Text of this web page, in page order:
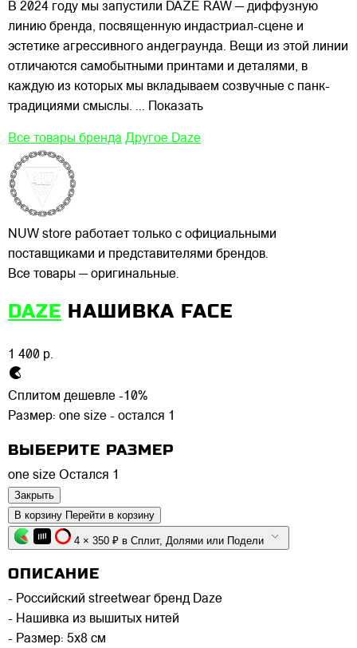
В 2024 году мы запустили DAZE RAW — диффузную
линию бренда, посвященную индастриал-сцене и
эстетике агрессивного андеграунда. Вещи из этой линии
отличаются самобытными принтами и деталями, в
каждую из которых мы вкладываем созвучные с панк-
традициями смыслы. ... Показать
Все товары бренда Другое Daze
NUW store работает только с официальными
поставщиками и представителями брендов.
Все товары — оригинальные.
DAZE НАШИВКА FACE
1 400 р.
Сплитом дешевле -10%
Размер: one size - остался 1
ВЫБЕРИТЕ РАЗМЕР
one size Остался 1
Закрыть
В корзину Перейти в корзину
4 × 350 ₽ в Сплит, Долями или Подели
ОПИСАНИЕ
- Российский streetwear бренд Daze
- Нашивка из вышитых нитей
- Размер: 5х8 см